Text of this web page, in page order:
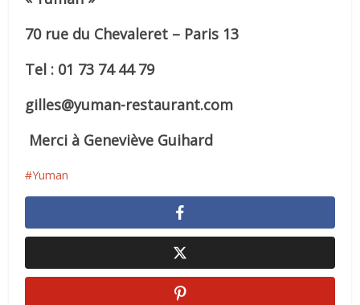
70 rue du Chevaleret – Paris 13
Tel : 01 73 74 44 79
gilles@yuman-restaurant.com
Merci à Geneviève Guihard
Yuman